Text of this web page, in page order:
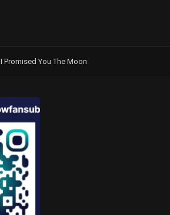
I Promised You The Moon